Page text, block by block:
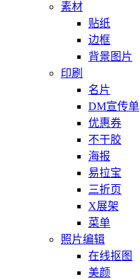
素材
贴纸
边框
背景图片
印刷
名片
DM宣传单
优惠券
不干胶
海报
易拉宝
三折页
X展架
菜单
照片编辑
在线抠图
美颜